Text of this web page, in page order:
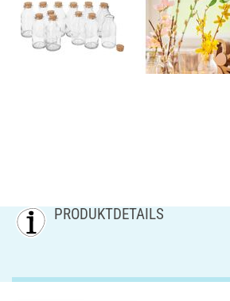
PRODUKTDETAILS